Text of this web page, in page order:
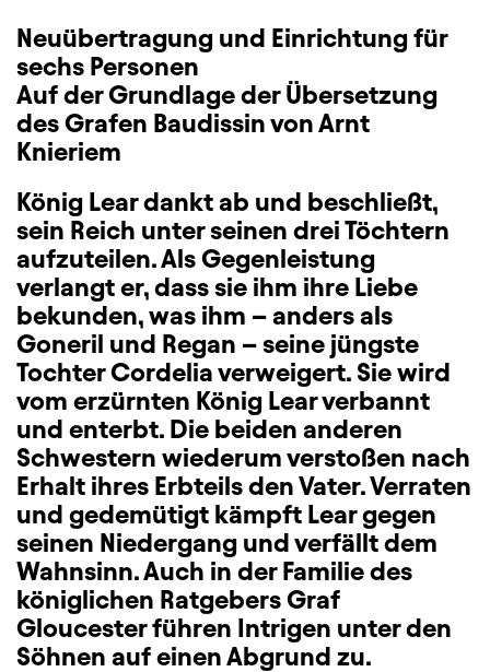
Neuübertragung und Einrichtung für
sechs Personen
Auf der Grundlage der Übersetzung
des Grafen Baudissin von Arnt
Knieriem
König Lear dankt ab und beschließt,
sein Reich unter seinen drei Töchtern
aufzuteilen. Als Gegenleistung
verlangt er, dass sie ihm ihre Liebe
bekunden, was ihm – anders als
Goneril und Regan – seine jüngste
Tochter Cordelia verweigert. Sie wird
vom erzürnten König Lear verbannt
und enterbt. Die beiden anderen
Schwestern wiederum verstoßen nach
Erhalt ihres Erbteils den Vater. Verraten
und gedemütigt kämpft Lear gegen
seinen Niedergang und verfällt dem
Wahnsinn. Auch in der Familie des
königlichen Ratgebers Graf
Gloucester führen Intrigen unter den
Söhnen auf einen Abgrund zu.